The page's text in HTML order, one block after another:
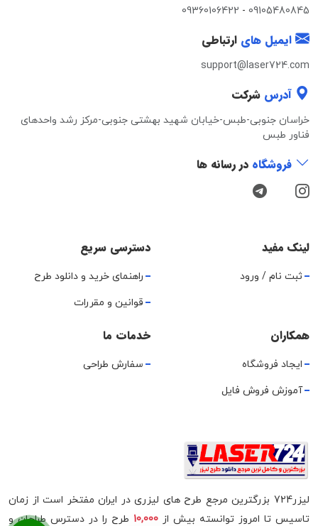
09105480845
-
09360106422
ایمیل های ارتباطی
support@laser724.com
آدرس شرکت
خراسان جنوبی-طبس-خیابان شهید بهشتی جنوبی-مرکز رشد واحدهای
فناور طبس
فروشگاه در رسانه ها
لینک مفید
ثبت نام / ورود
دسترسی سریع
راهنمای خرید و دانلود طرح
قوانین و مقررات
همکاران
ایجاد فروشگاه
آموزش فروش فایل
خدمات ما
سفارش طراحی
لیزر724 بزرگترین مرجع طرح های لیزری در ایران مفتخر است از زمان
تاسیس تا امروز توانسته بیش از 10,000 طرح را در دسترس طراحان و